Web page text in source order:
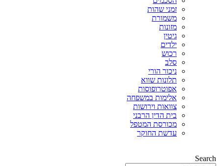
זמני שהות
משמורת
מזונות
גיטין
ילדים
רכוש
סלב
ניכור הורי
תלונות שווא
אפוטרופוסות
אלימות במשפחה
צוואות וירושות
בית הדין הרבני
מכורסת המטפל
עדשת החוקר
Search